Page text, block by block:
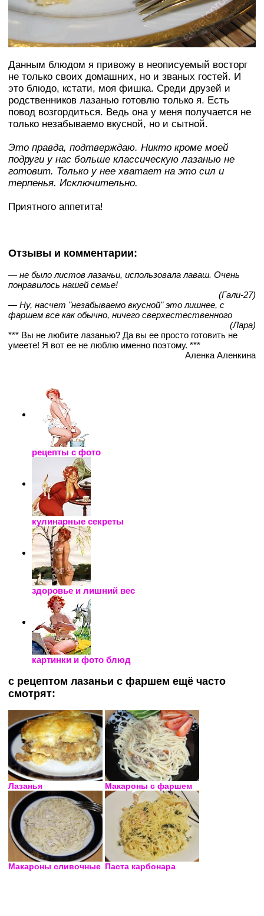
Данным блюдом я привожу в неописуемый восторг
не только своих домашних, но и званых гостей. И
это блюдо, кстати, моя фишка. Среди друзей и
родственников лазанью готовлю только я. Есть
повод возгордиться. Ведь она у меня получается не
только незабываемо вкусной, но и сытной.
Это правда, подтверждаю. Никто кроме моей
подруги у нас больше классическую лазанью не
готовит. Только у нее хватает на это сил и
терпенья. Исключительно.
Приятного аппетита!
Отзывы и комментарии:
— не было листов лазаньи, использовала лаваш. Очень
понравилось нашей семье!
(Гали-27)
— Ну, насчет "незабываемо вкусной" это лишнее, с
фаршем все как обычно, ничего сверхестественного
(Лара)
*** Вы не любите лазанью? Да вы ее просто готовить не
умеете! Я вот ее не люблю именно поэтому. ***
Аленка Аленкина
рецепты с фото
кулинарные секреты
здоровье и лишний вес
картинки и фото блюд
с рецептом лазаньи с фаршем ещё часто
смотрят:
Лазанья Макароны с фаршем
Макароны сливочные Паста карбонара